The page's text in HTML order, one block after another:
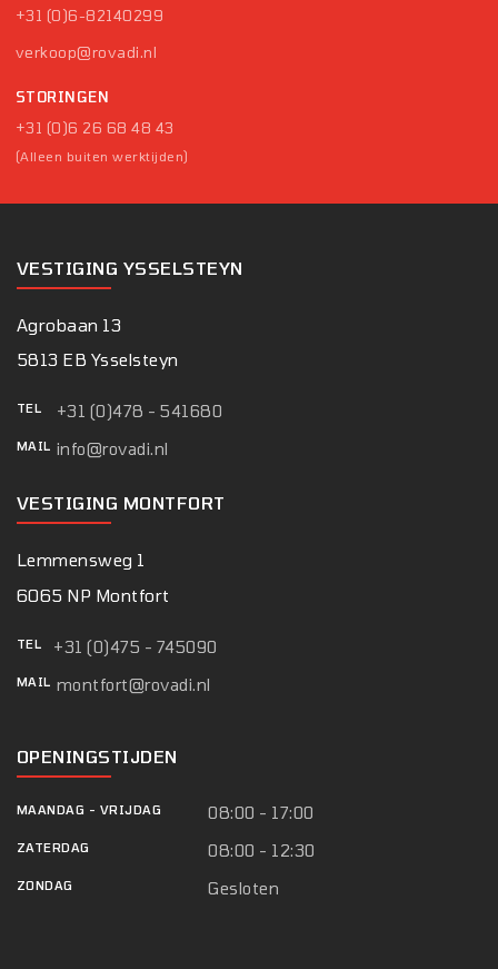
+31 (0)6-82140299
verkoop@rovadi.nl
STORINGEN
+31 (0)6 26 68 48 43
(Alleen buiten werktijden)
VESTIGING YSSELSTEYN
Agrobaan 13
5813 EB Ysselsteyn
TEL +31 (0)478 - 541680
MAIL info@rovadi.nl
VESTIGING MONTFORT
Lemmensweg 1
6065 NP Montfort
TEL +31 (0)475 - 745090
MAIL montfort@rovadi.nl
OPENINGSTIJDEN
MAANDAG - VRIJDAG 08:00 - 17:00
ZATERDAG 08:00 - 12:30
ZONDAG Gesloten